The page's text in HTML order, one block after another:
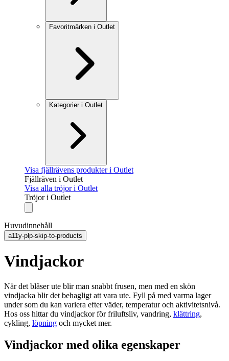
Favoritmärken i Outlet
Kategorier i Outlet
Visa fjällrävens produkter i Outlet
Fjällräven i Outlet
Visa alla tröjor i Outlet
Tröjor i Outlet
Huvudinnehåll
a11y-plp-skip-to-products
Vindjackor
När det blåser ute blir man snabbt frusen, men med en skön
vindjacka blir det behagligt att vara ute. Fyll på med varma lager
under som du kan variera efter väder, temperatur och aktivitetsnivå.
Hos oss hittar du vindjackor för friluftsliv, vandring, klättring,
cykling, löpning och mycket mer.
Vindjackor med olika egenskaper